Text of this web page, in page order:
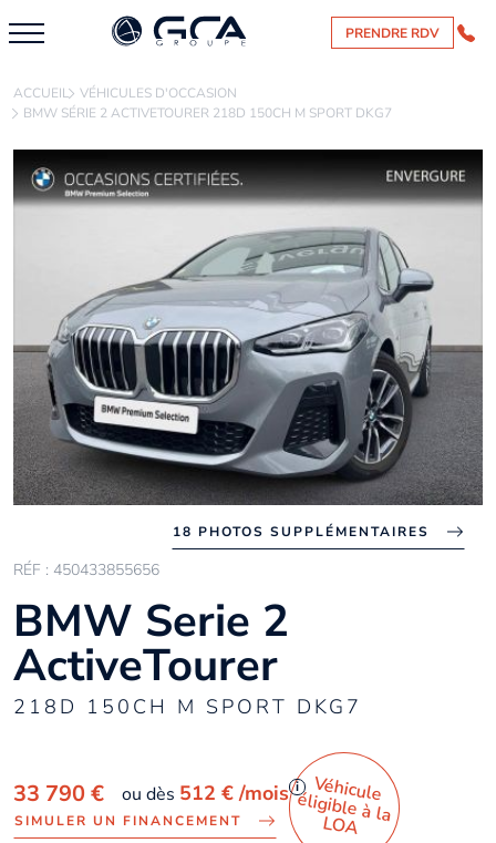
PRENDRE RDV
ACCUEIL VÉHICULES D'OCCASION
BMW SÉRIE 2 ACTIVETOURER 218D 150CH M SPORT DKG7
18 PHOTOS SUPPLÉMENTAIRES
RÉF : 450433855656
BMW Serie 2
ActiveTourer
218D 150CH M SPORT DKG7
33 790 € ou dès 512 €/mois i
SIMULER UN FINANCEMENT
Véhicule
éligible à la
LO
A